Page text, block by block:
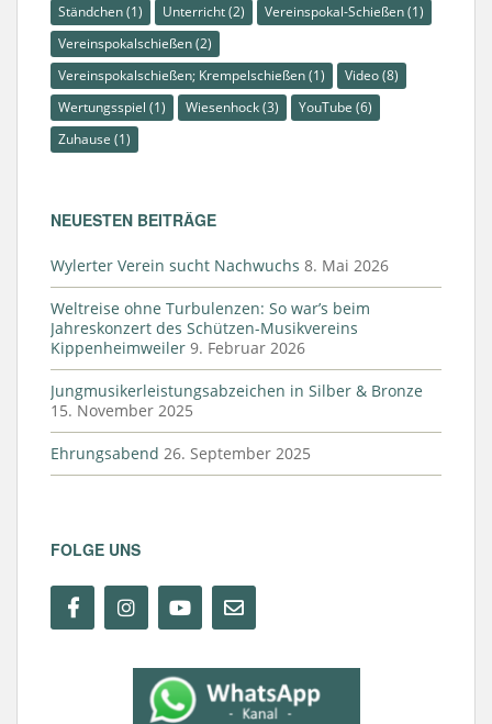
Ständchen(1) Unterricht(2) Vereinspokal-Schießen(1)
Vereinspokalschießen(2)
Vereinspokalschießen; Krempelschießen(1) Video(8)
Wertungsspiel (1) Wiesenhock(3) YouTube (6)
Zuhause (1)
NEUESTEN BEITRÄGE
Wylerter Verein sucht Nachwuchs 8. Mai 2026
Weltreise ohne Turbulenzen: So war’s beim
Jahreskonzert des Schützen-Musikvereins
Kippenheimweiler 9. Februar 2026
Jungmusikerleistungsabzeichen in Silber & Bronze
15. November 2025
Ehrungsabend 26. September 2025
FOLGE UNS